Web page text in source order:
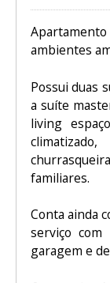
ambientes
Possui duas
a suíte
living
familiares.
Conta ainda
serviço com
garagem e